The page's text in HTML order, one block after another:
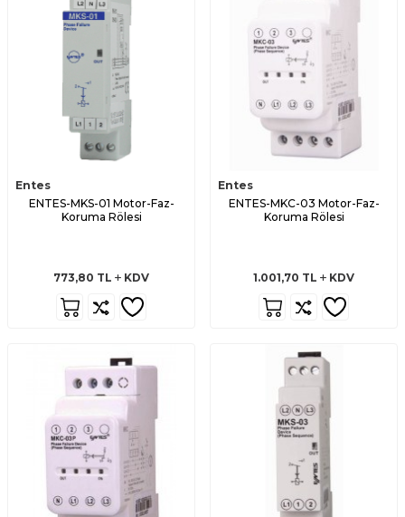
Entes
ENTES-MKS-01 Motor-Faz-
Koruma Rölesi
773,80 TL KDV
Entes
ENTES-MKC-03 Motor-Faz-
Koruma Rölesi
1.001,70 TL KDV